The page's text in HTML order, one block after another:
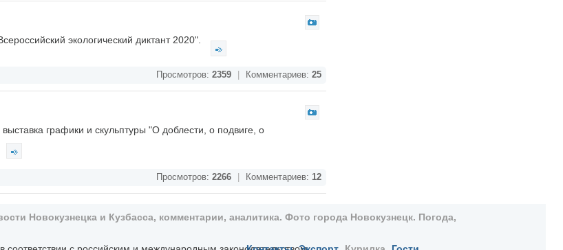
экологический диктант 2020".
Просмотров: 2359 Комментариев: 25
графики и скульптуры "О доблести, о подвиге, о
Просмотров: 2266 Комментариев: 12
Новокузнецка и Кузбасса, комментарии, аналитика. Фото города Новокузнецк. Погода,